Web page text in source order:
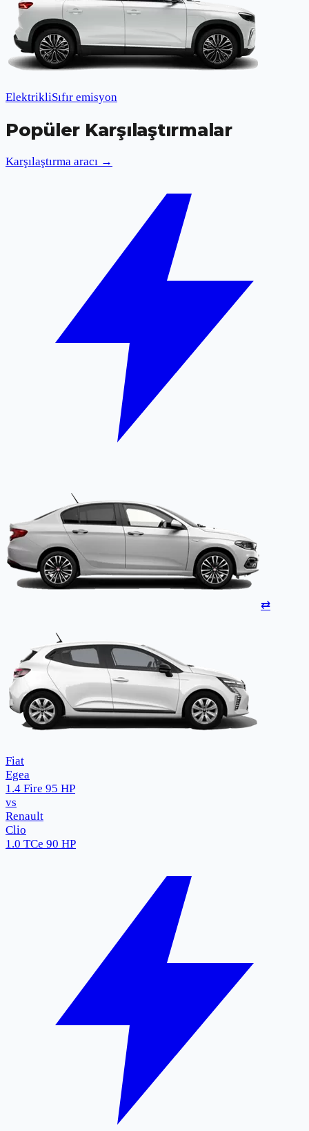
ElektrikliSıfır emisyon
Popüler Karşılaştırmalar
Karşılaştırma aracı →
⇄
Fiat
Egea
1.4 Fire 95 HP
vs
Renault
Clio
1.0 TCe 90 HP